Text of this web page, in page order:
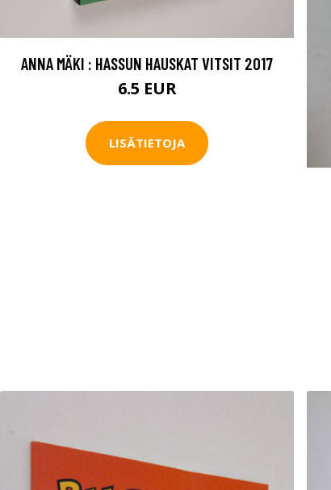
ANNA MÄKI : HASSUN HAUSKAT VITSIT 2017
6.5 EUR
LISÄTIETOJA